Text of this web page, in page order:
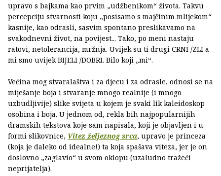
upravo s bajkama kao prvim „udžbenikom“ života. Takvu
percepciju stvarnosti koju „posisamo s majčinim mlijekom“
kasnije, kao odrasli, sasvim spontano preslikavamo na
svakodnevni život, na povijest... Tako, po meni nastaju
ratovi, netolerancija, mržnja. Uvijek su ti drugi CRNI /ZLI a
mi smo uvijek BIJELI /DOBRI. Bilo koji „mi“.
Većina mog stvaralaštva i za djecu i za odrasle, odnosi se na
miješanje boja i stvaranje mnogo realnije (i mnogo
uzbudljivije) slike svijeta u kojem je svaki lik kaleidoskop
osobina i boja. U jednom od, rekla bih najpopularnijih
dramskih tekstova koje sam napisala, koji je objavljen i u
formi slikovnice, Vitez željeznog srca, upravo je princeza
(koja je daleko od idealne!) ta koja spašava viteza, jer je on
doslovno „zaglavio“ u svom oklopu (uzaludno tražeći
neprijatelja).